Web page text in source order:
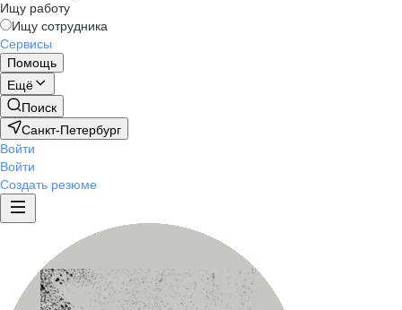
Ищу работу
Ищу сотрудника
Сервисы
Помощь
Ещё
Поиск
Санкт-Петербург
Войти
Войти
Создать резюме